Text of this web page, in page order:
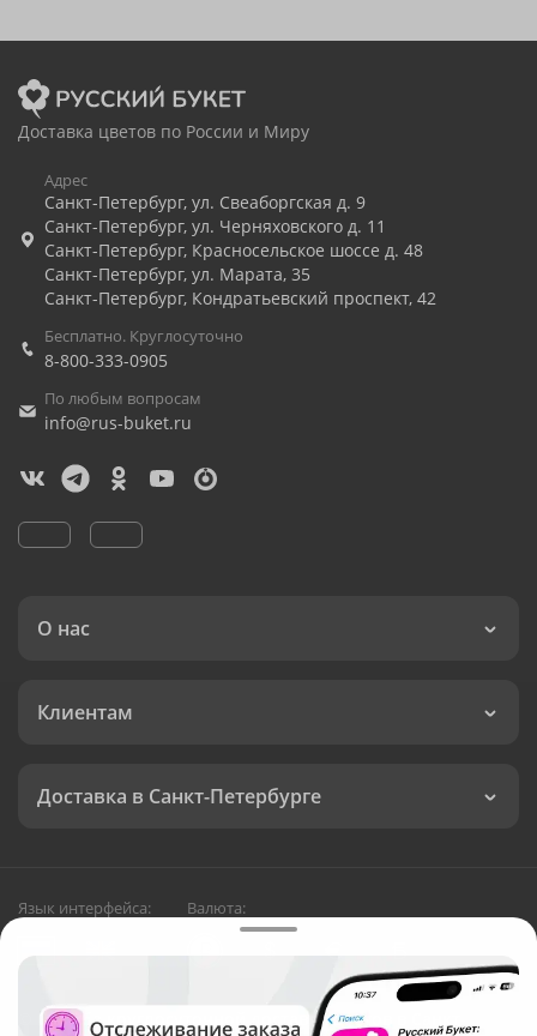
Доставка цветов по России и Миру
Адрес
Санкт-Петербург, ул. Свеаборгская д. 9
Санкт-Петербург, ул. Черняховского д. 11
Санкт-Петербург, Красносельское шоссе д. 48
Санкт-Петербург, ул. Марата, 35
Санкт-Петербург, Кондратьевский проспект, 42
Бесплатно. Круглосуточно
8-800-333-0905
По любым вопросам
info@rus-buket.ru
О нас
Клиентам
Доставка в Санкт-Петербурге
Язык интерфейса: Валюта:
Служба круглосуточной доставки цветов в Санкт-